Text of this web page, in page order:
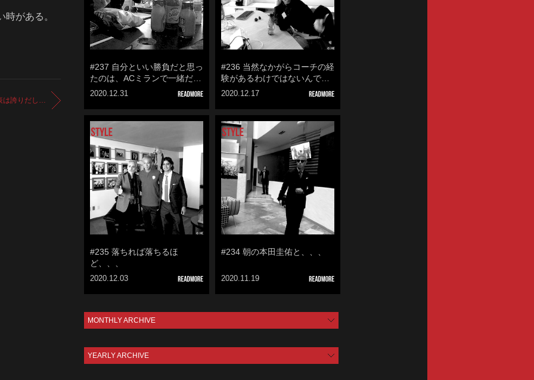
がある。
は誇りだし…
#237 自分といい勝負だと思っ
たのは、ACミランで一緒だ…
2020.12.31
#236 当然なかがらコーチの経
験があるわけではないんで…
2020.12.17
#235 落ちれば落ちるほ
ど、、、
2020.12.03
#234 朝の本田圭佑と、、、
2020.11.19
MONTHLY ARCHIVE
YEARLY ARCHIVE